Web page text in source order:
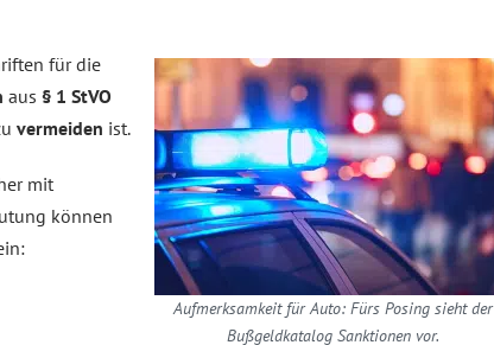
Aufmerksamkeit für Auto: Fürs Posing sieht der
Bußgeldkatalog Sanktionen vor.
für die
aus § 1 StVO
vermeiden ist.
mit
können